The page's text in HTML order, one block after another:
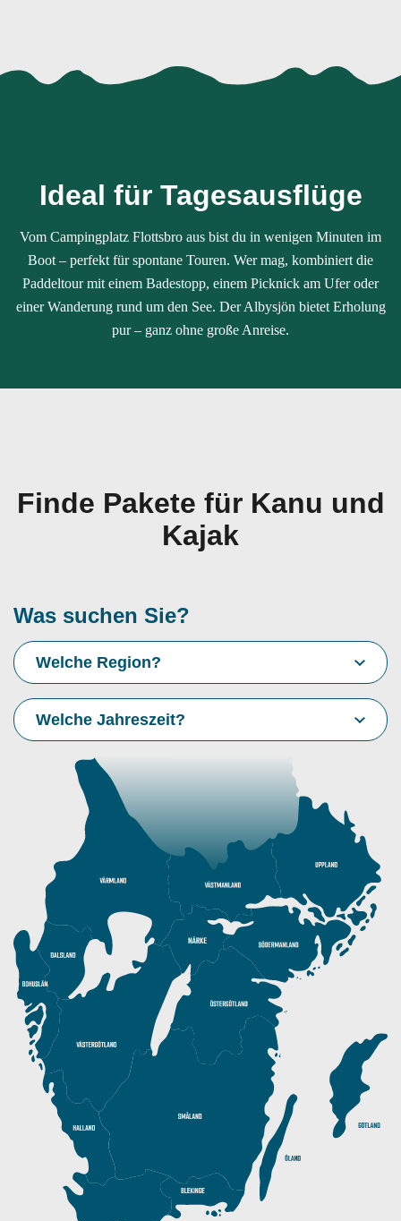
Ideal für Tagesausflüge
Vom Campingplatz Flottsbro aus bist du in wenigen Minuten im
Boot – perfekt für spontane Touren. Wer mag, kombiniert die
Paddeltour mit einem Badestopp, einem Picknick am Ufer oder
einer Wanderung rund um den See. Der Albysjön bietet Erholung
pur – ganz ohne große Anreise.
Finde Pakete für Kanu und
Kajak
Was suchen Sie?
Welche Region?
Welche Jahreszeit?